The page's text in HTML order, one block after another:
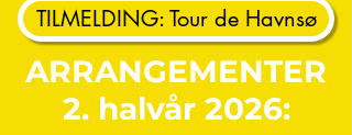
TILMELDING: Tour de Havnsø
ARRANGEMENTER
2. halvår 2026: